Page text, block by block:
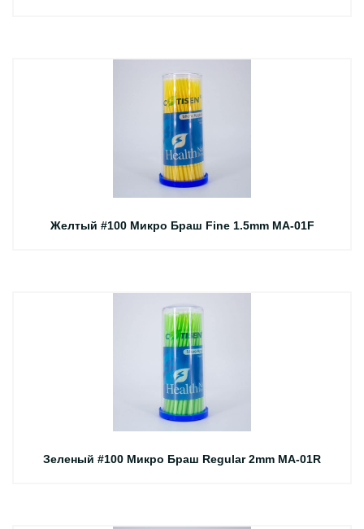
Желтый #100 Микро Браш Fine 1.5mm MA-01F
Зеленый #100 Микро Браш Regular 2mm MA-01R